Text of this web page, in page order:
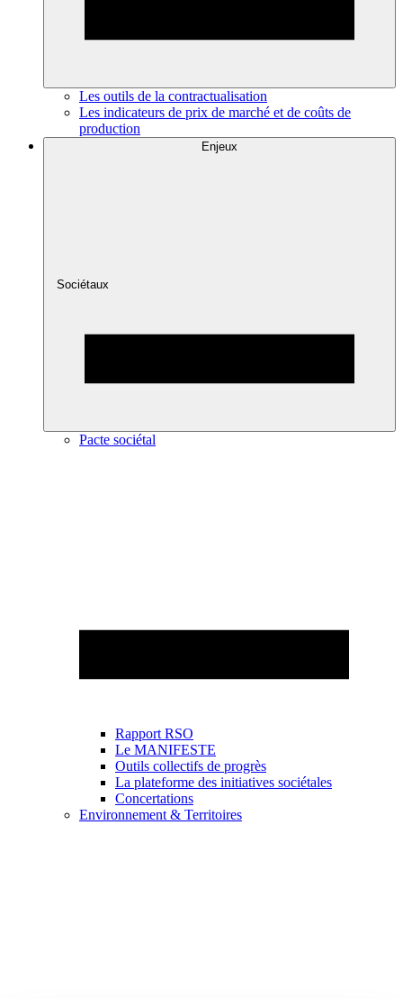
Les outils de la contractualisation
Les indicateurs de prix de marché et de coûts de
production
Enjeux
Sociétaux
Pacte sociétal
Rapport RSO
Le MANIFESTE
Outils collectifs de progrès
La plateforme des initiatives sociétales
Concertations
Environnement & Territoires